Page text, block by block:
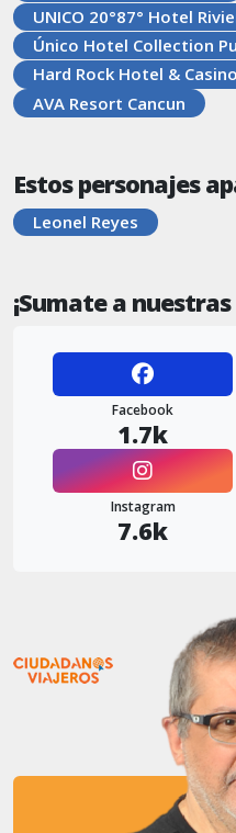
UNICO 20°87° Hotel
Único Hotel Collection
Hard Rock Hotel &
AVA Resort Cancun
Estos personajes
Leonel Reyes
¡Sumate a
Facebook
1.7k
Instagram
7.6k